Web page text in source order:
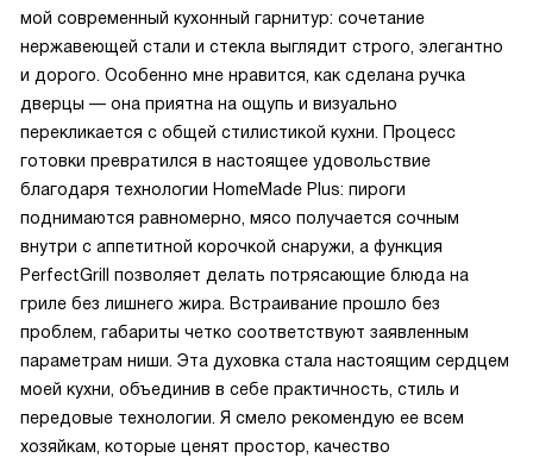
мой современный кухонный гарнитур: сочетание
нержавеющей стали и стекла выглядит строго, элегантно
и дорого. Особенно мне нравится, как сделана ручка
дверцы — она приятна на ощупь и визуально
перекликается с общей стилистикой кухни. Процесс
готовки превратился в настоящее удовольствие
благодаря технологии HomeMade Plus: пироги
поднимаются равномерно, мясо получается сочным
внутри с аппетитной корочкой снаружи, а функция
PerfectGrill позволяет делать потрясающие блюда на
гриле без лишнего жира. Встраивание прошло без
проблем, габариты четко соответствуют заявленным
параметрам ниши. Эта духовка стала настоящим сердцем
моей кухни, объединив в себе практичность, стиль и
передовые технологии. Я смело рекомендую ее всем
хозяйкам, которые ценят простор, качество